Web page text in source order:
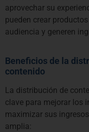
aprovechar su
pueden crear
audiencia y generen
Beneficios de la
contenido
La distribución de
clave para mejorar los
maximizar sus
amplia: